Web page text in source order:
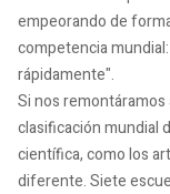
empeorando de
competencia
rápidamente".
Si nos remontáramos
clasificación mundial
científica, como los
diferente. Siete